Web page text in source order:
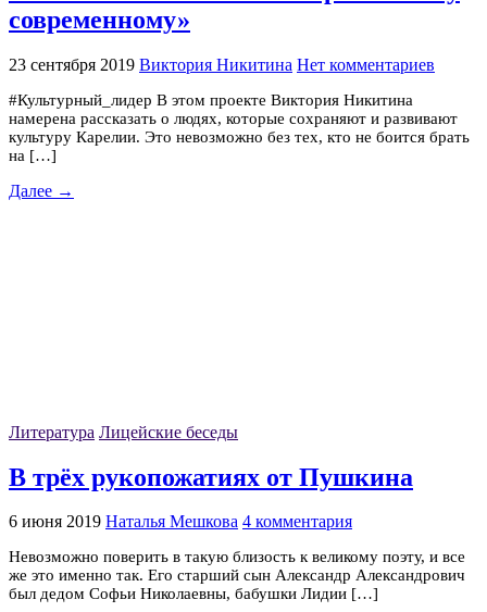
современному»
23 сентября 2019 Виктория Никитина Нет комментариев
#Культурный_лидер В этом проекте Виктория Никитина
намерена рассказать о людях, которые сохраняют и развивают
культуру Карелии. Это невозможно без тех, кто не боится брать
на […]
Далее →
Литература Лицейские беседы
В трёх рукопожатиях от Пушкина
6 июня 2019 Наталья Мешкова 4 комментария
Невозможно поверить в такую близость к великому поэту, и все
же это именно так. Его старший сын Александр Александрович
был дедом Софьи Николаевны, бабушки Лидии […]